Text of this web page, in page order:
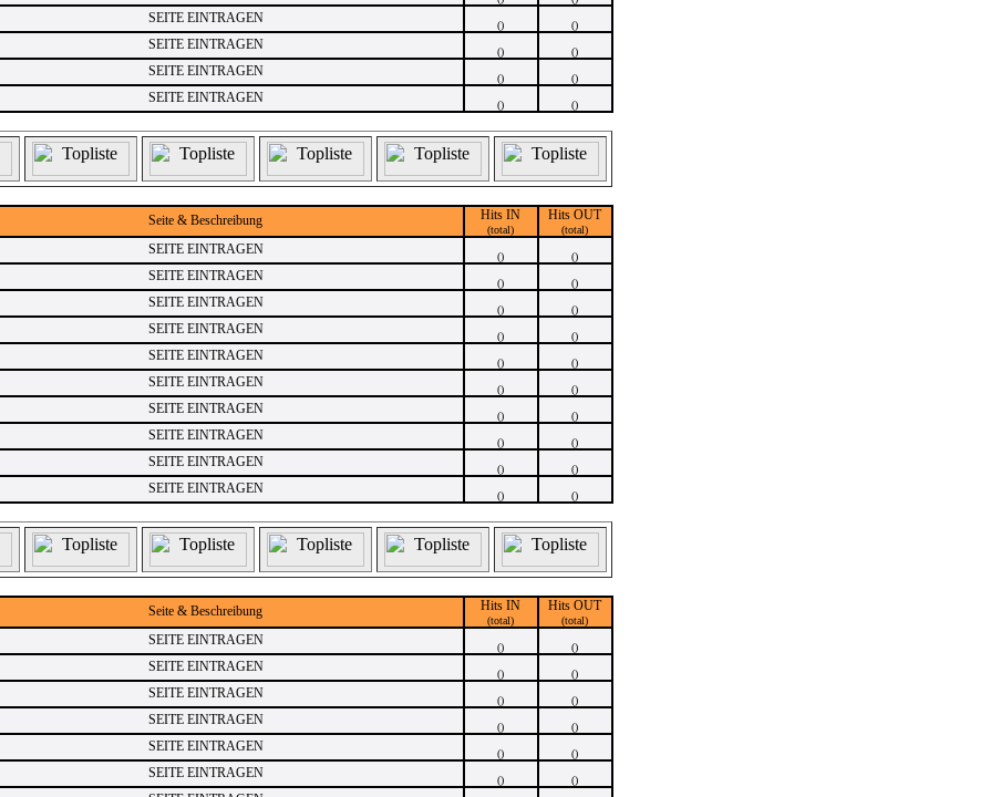
SEITE EINTRAGEN ()
()
SEITE EINTRAGEN ()
()
SEITE EINTRAGEN ()
()
SEITE EINTRAGEN () ()
Seite & Beschreibung Hits IN
(total)
Hits OUT
(total)
SEITE EINTRAGEN ()
()
SEITE EINTRAGEN ()
()
SEITE EINTRAGEN ()
()
SEITE EINTRAGEN ()
()
SEITE EINTRAGEN ()
()
SEITE EINTRAGEN ()
()
SEITE EINTRAGEN ()
()
SEITE EINTRAGEN ()
()
SEITE EINTRAGEN ()
()
SEITE EINTRAGEN () ()
Seite & Beschreibung Hits IN
(total)
Hits OUT
(total)
SEITE EINTRAGEN ()
()
SEITE EINTRAGEN ()
()
SEITE EINTRAGEN ()
()
SEITE EINTRAGEN ()
()
SEITE EINTRAGEN ()
()
SEITE EINTRAGEN ()
()